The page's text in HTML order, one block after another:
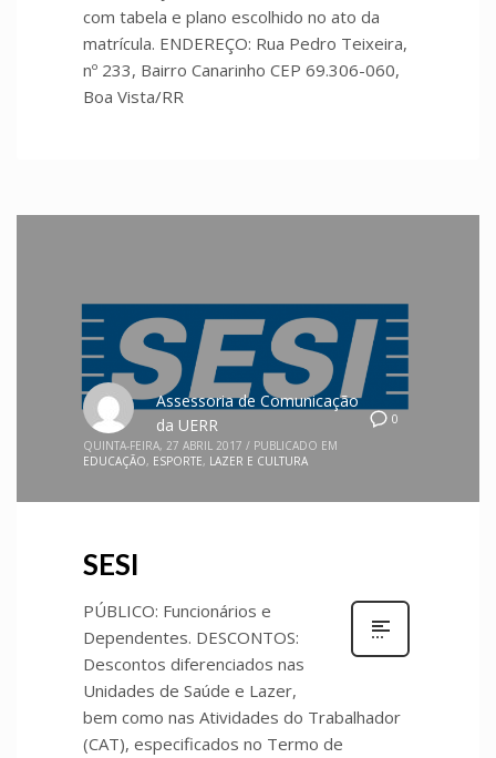
com tabela e plano escolhido no ato da
matrícula. ENDEREÇO: Rua Pedro Teixeira,
nº 233, Bairro Canarinho CEP 69.306-060,
Boa Vista/RR
0
Assessoria de Comunicação
da UERR
QUINTA-FEIRA, 27 ABRIL 2017 / PUBLICADO EM
EDUCAÇÃO, ESPORTE, LAZER E CULTURA
SESI
PÚBLICO: Funcionários e
Dependentes. DESCONTOS:
Descontos diferenciados nas
Unidades de Saúde e Lazer,
bem como nas Atividades do Trabalhador
(CAT), especificados no Termo de